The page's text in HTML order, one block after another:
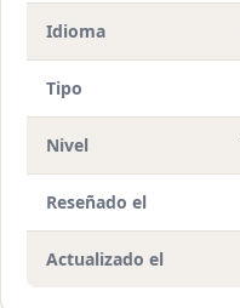
Idioma
Tipo
Nivel
Reseñado el
Actualizado el